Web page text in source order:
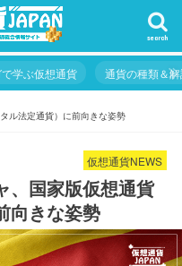
search
学ぶ仮想通貨 通貨の種類＆
ル法定通貨）に前向きな姿勢
仮想通貨NEWS
、国家版仮想通貨
向きな姿勢